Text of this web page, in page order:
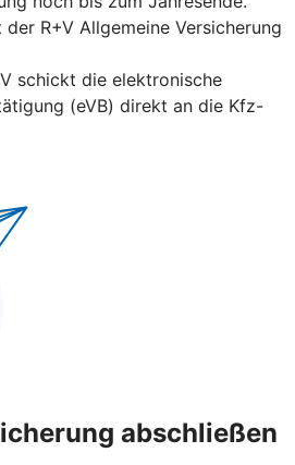
R+V Allgemeine Versicherung
schickt die elektronische
(eVB) direkt an die Kfz-
abschließen